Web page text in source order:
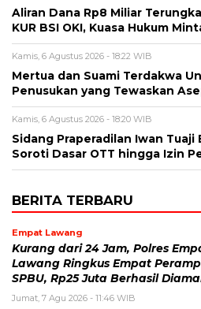
Aliran Dana Rp8 Miliar
KUR BSI OKI, Kuasa Hukum
Kamis, 6 Agustus 2026 - 18:22 WIB
Mertua dan Suami Terdakwa
Penusukan yang Tewaskan
Kamis, 6 Agustus 2026 - 18:20 WIB
Sidang Praperadilan Iwan Tuaji
Soroti Dasar OTT hingga Izin
BERITA TERBARU
Empat Lawang
Kurang dari 24 Jam, Polres
Lawang Ringkus Empat
SPBU, Rp25 Juta Berhasil
Jumat, 7 Agu 2026 - 11:46 WIB